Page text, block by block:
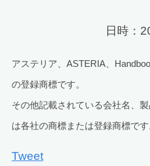
日時：
アステリア、ASTERIA、
の登録商標です。
その他記載されている会社名、
は各社の商標または登録商標です
Tweet